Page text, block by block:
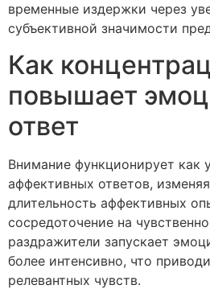
временные издержки через
субъективной значимости
Как
повышает
ответ
Внимание функционирует как
аффективных ответов,
длительность аффективных
сосредоточение на
раздражители запускает
более интенсивно, что
релевантных чувств.